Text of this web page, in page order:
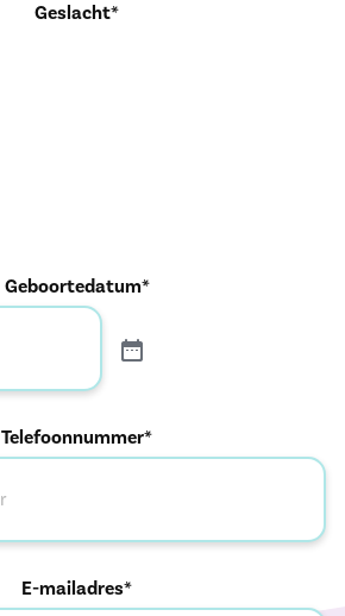
Geslacht*
Geboortedatum*
Telefoonnummer*
E-mailadres*